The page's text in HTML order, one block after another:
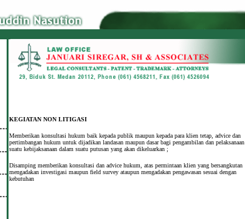
KEGIATAN NON LITIGASI
Memberikan konsultasi hukum baik kepada publik maupun kepada para klien tetap, advice dan
pertimbangan hukum untuk dijadikan landasan maupun dasar bagi pengambilan dan pelaksanaan
suatu kebijaksanaan dalam suatu putusan yang akan dikeluarkan ;
Disamping memberikan konsultasi dan advice hukum, atas permintaan klien yang bersangkutan
mengadakan investigasi maupun field survey ataupun mengadakan pengawasan sesuai dengan
kebutuhan